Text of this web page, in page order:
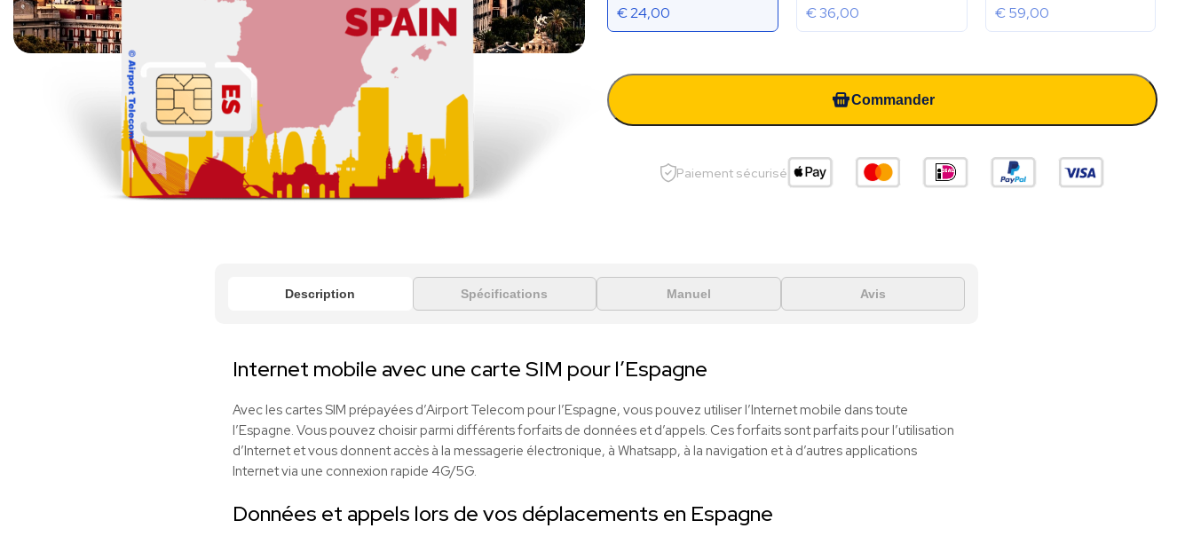
€24,00 €36,00 €59,00
Commander
Paiement sécurisé
Description Spécifications Manuel Avis
Internet mobile avec une carte SIM pour l’Espagne
Avec les cartes SIM prépayées d’Airport Telecom pour l’Espagne, vous pouvez utiliser l’Internet mobile dans toute
l’Espagne. Vous pouvez choisir parmi différents forfaits de données et d’appels. Ces forfaits sont parfaits pour l’utilisation
d’Internet et vous donnent accès à la messagerie électronique, à Whatsapp, à la navigation et à d’autres applications
Internet via une connexion rapide 4G/5G.
Données et appels lors de vos déplacements en Espagne